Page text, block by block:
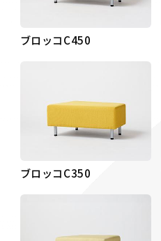
ブロッコC450
ブロッコC350